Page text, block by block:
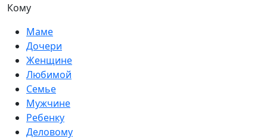
Кому
Маме
Дочери
Женщине
Любимой
Семье
Мужчине
Ребенку
Деловому